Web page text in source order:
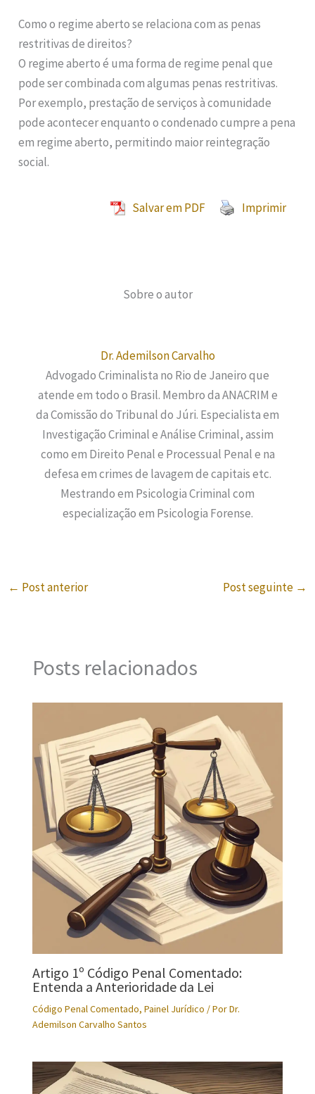
Como o regime aberto se relaciona com as penas
restritivas de direitos?
O regime aberto é uma forma de regime penal que
pode ser combinada com algumas penas restritivas.
Por exemplo, prestação de serviços à comunidade
pode acontecer enquanto o condenado cumpre a pena
em regime aberto, permitindo maior reintegração
social.
Salvar em PDF Imprimir
Sobre o autor
Dr. Ademilson Carvalho
Advogado Criminalista no Rio de Janeiro que
atende em todo o Brasil. Membro da ANACRIM e
da Comissão do Tribunal do Júri. Especialista em
Investigação Criminal e Análise Criminal, assim
como em Direito Penal e Processual Penal e na
defesa em crimes de lavagem de capitais etc.
Mestrando em Psicologia Criminal com
especialização em Psicologia Forense.
← Post anterior Post seguinte →
Posts relacionados
Artigo 1º Código Penal Comentado:
Entenda a Anterioridade da Lei
Código Penal Comentado, Painel Jurídico / PorDr.
Ademilson Carvalho Santos